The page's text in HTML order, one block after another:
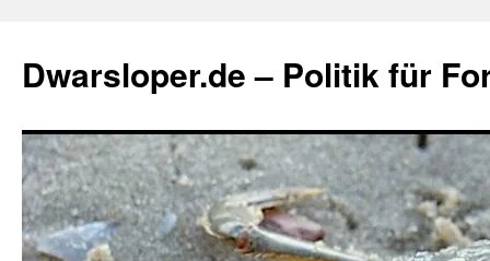
springen
Dwarsloper.de – Politik für